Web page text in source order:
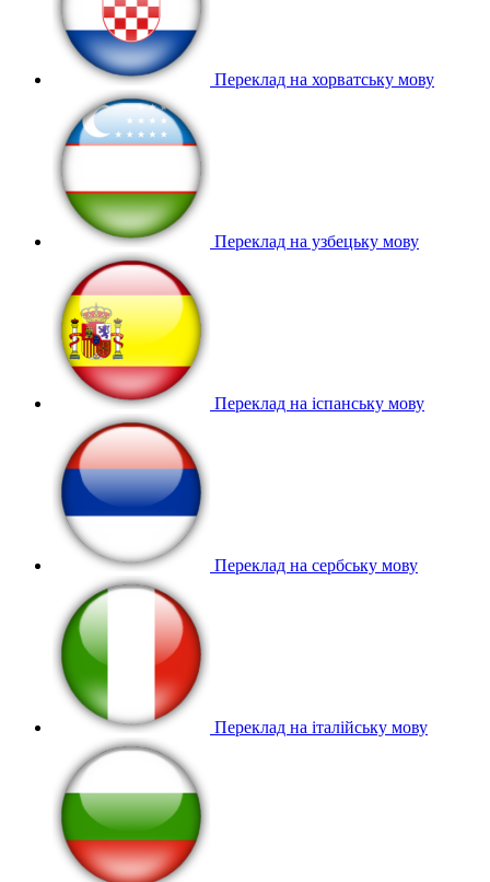
Переклад на хорватську мову
Переклад на узбецьку мову
Переклад на іспанську мову
Переклад на сербську мову
Переклад на італійську мову